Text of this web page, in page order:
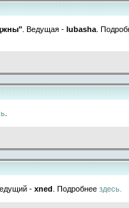
. Ведущая - lubasha .
- xned . Подробнее здесь.